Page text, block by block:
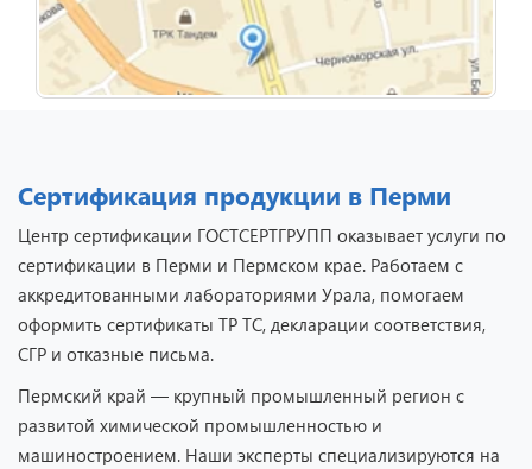
Сертификация продукции в Перми
Центр сертификации ГОСТСЕРТГРУПП оказывает услуги по
сертификации в Перми и Пермском крае. Работаем с
аккредитованными лабораториями Урала, помогаем
оформить сертификаты ТР ТС, декларации соответствия,
СГР и отказные письма.
Пермский край — крупный промышленный регион с
развитой химической промышленностью и
машиностроением. Наши эксперты специализируются на